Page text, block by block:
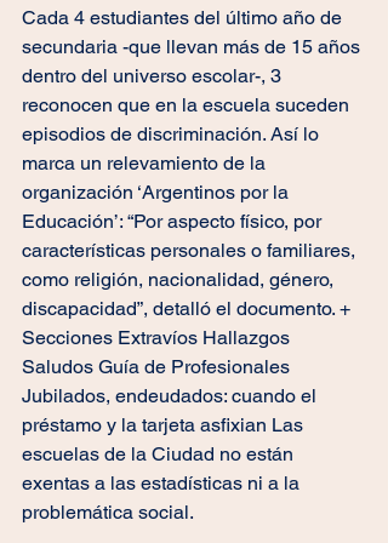
Cada 4 estudiantes del último año de
secundaria -que llevan más de 15 años
dentro del universo escolar-, 3
reconocen que en la escuela suceden
episodios de discriminación. Así lo
marca un relevamiento de la
organización ‘Argentinos por la
Educación’: “Por aspecto físico, por
características personales o familiares,
como religión, nacionalidad, género,
discapacidad”, detalló el documento. +
Secciones Extravíos Hallazgos
Saludos Guía de Profesionales
Jubilados, endeudados: cuando el
préstamo y la tarjeta asfixian Las
escuelas de la Ciudad no están
exentas a las estadísticas ni a la
problemática social.